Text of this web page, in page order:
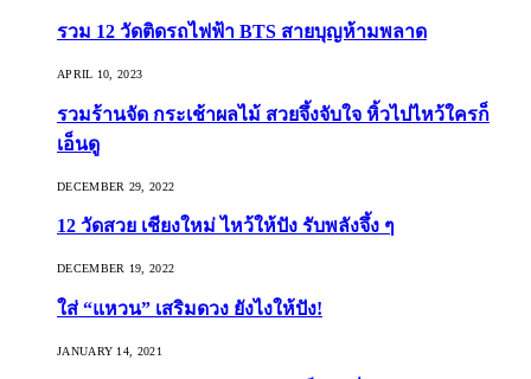
รวม 12 วัดติดรถไฟฟ้า BTS สายบุญห้ามพลาด
APRIL 10, 2023
รวมร้านจัด กระเช้าผลไม้ สวยจึ้งจับใจ หิ้วไปไหว้ใครก็
เอ็นดู
DECEMBER 29, 2022
12 วัดสวย เชียงใหม่ ไหว้ให้ปัง รับพลังจึ้ง ๆ
DECEMBER 19, 2022
ใส่ “แหวน” เสริมดวง ยังไงให้ปัง!
JANUARY 14, 2021